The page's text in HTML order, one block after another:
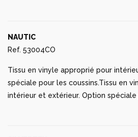
NAUTIC
Ref. 53004CO
Tissu en vinyle approprié pour
spéciale pour les coussins.Tissu en
intérieur et extérieur. Option spéciale